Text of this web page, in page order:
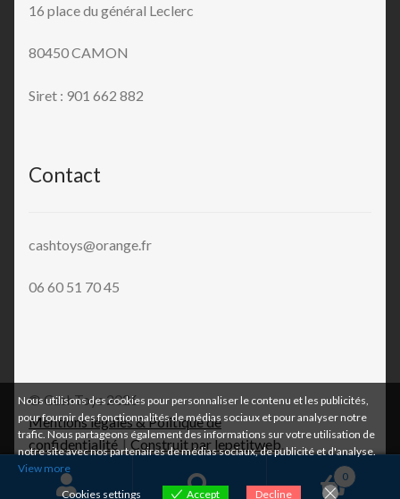
16 place du général Leclerc
80450 CAMON
Siret : 901 662 882
Contact
cashtoys@orange.fr
06 60 51 70 45
© CashToys 2026
Mentions légales & Politique de
confidentialité
Construit par lepetitweb.
0
Nous utilisons des cookies pour personnaliser le contenu et les publicités,
pour fournir des fonctionnalités de médias sociaux et pour analyser notre
trafic. Nous partageons également des informations sur votre utilisation de
notre site avec nos partenaires de médias sociaux, de publicité et d'analyse.
View more
Cookies settings
Accept Decline